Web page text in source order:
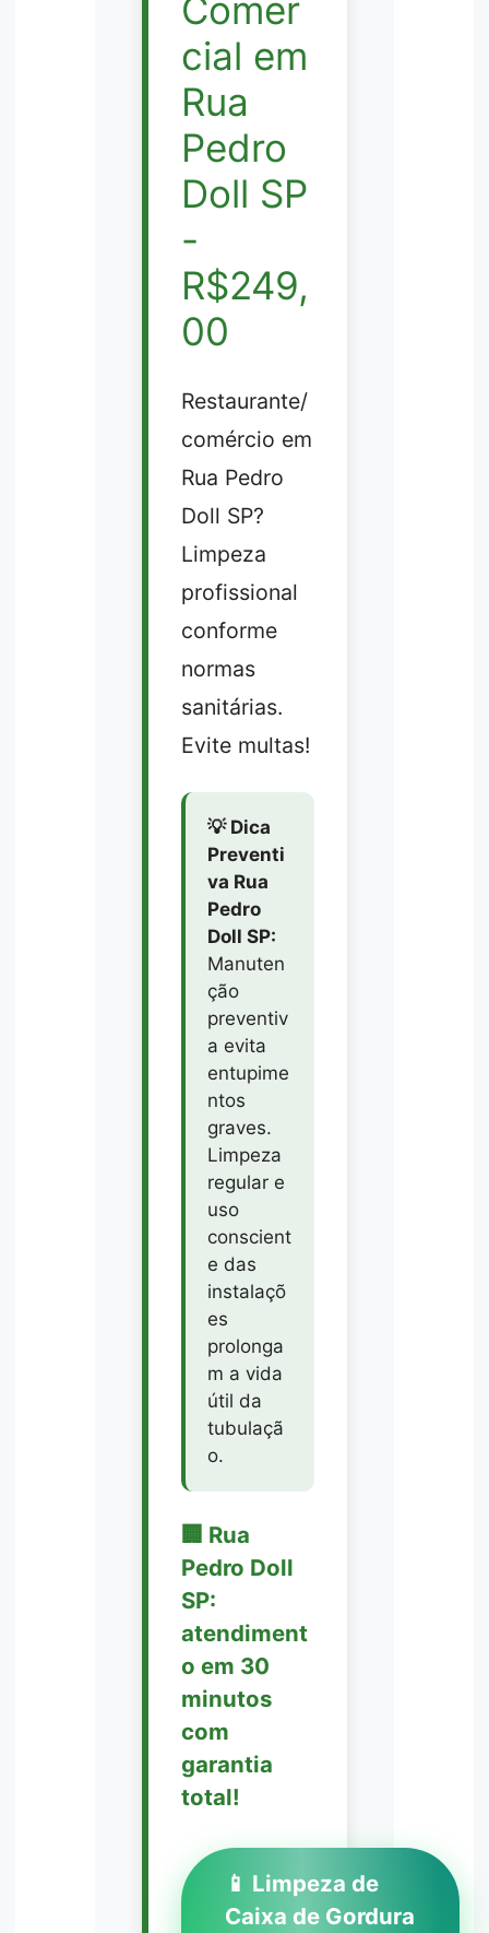
Comer
cial em
Rua
Pedro
Doll SP
-
R$249,
00
Restaurante/
comércio em
Rua Pedro
Doll SP?
Limpeza
profissional
conforme
normas
sanitárias.
Evite multas!
💡 Dica
Preventi
va Rua
Pedro
Doll SP:
Manuten
ção
preventiv
a evita
entupime
ntos
graves.
Limpeza
regular e
uso
conscient
e das
instalaçõ
es
prolonga
m a vida
útil da
tubulaçã
o.
🏢 Rua
Pedro Doll
SP:
atendiment
o em 30
minutos
com
garantia
total!
📱 Limpeza de
Caixa de Gordura